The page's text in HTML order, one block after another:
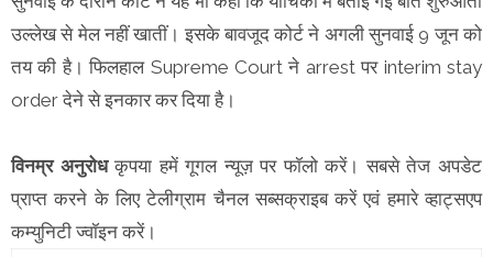
उल्लेख से मेल नहीं खातीं। इसके बावजूद कोर्ट ने अगली सुनवाई 9 जून को
तय की है। फिलहाल Supreme Court ने arrest पर interim stay
order देने से इनकार कर दिया है।
विनम्र अनुरोधकृपया हमें गूगल न्यूज़ पर फॉलो करें। सबसे तेज अपडेट
प्राप्त करने के लिए टेलीग्राम चैनल सब्सक्राइब करें एवं हमारे व्हाट्सएप
कम्युनिटी ज्वॉइन करें।